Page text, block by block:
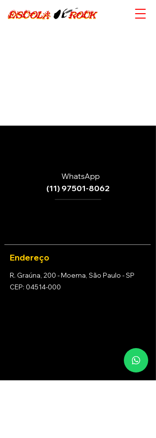
WhatsApp
(11) 97501-8062
Endereço
R. Graúna, 200 - Moema, São Paulo - SP
CEP: 04514-000